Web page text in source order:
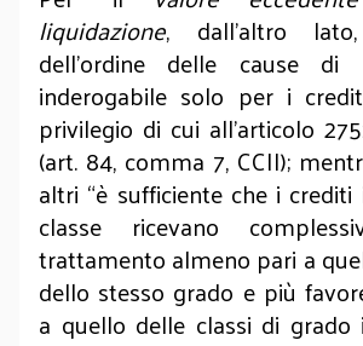
liquidazione, dall’altro
dell’ordine delle cause di
inderogabile solo per i
privilegio di cui all'articolo
(art. 84, comma 7, CCII);
altri “è sufficiente che i
classe ricevano
trattamento almeno pari a
dello stesso grado e più
a quello delle classi di grado